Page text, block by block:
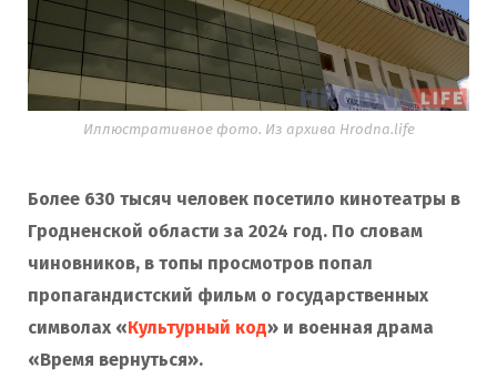
Иллюстративное фото. Из архива Hrodna.life
Более 630 тысяч человек посетило кинотеатры в
Гродненской области за 2024 год. По словам
чиновников, в топы просмотров попал
пропагандистский фильм о государственных
символах «Культурный код» и военная драма
«Время вернуться».